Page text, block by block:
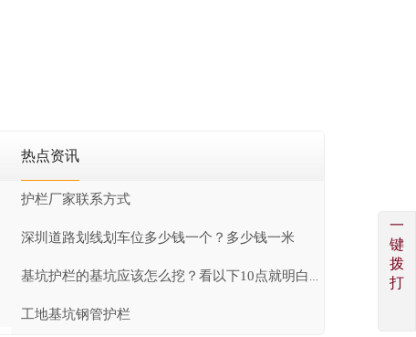
热点资讯
护栏厂家联系方式
深圳道路划线划车位多少钱一个？多少钱一米
基坑护栏的基坑应该怎么挖？看以下10点就明白（过程很...
工地基坑钢管护栏
一
键
拨
打